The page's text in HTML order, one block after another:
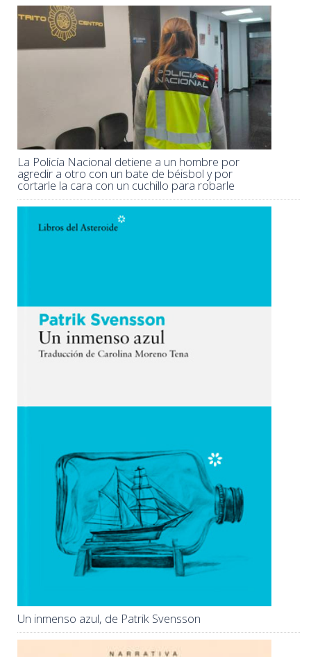
La Policía Nacional detiene a un hombre por
agredir a otro con un bate de béisbol y por
cortarle la cara con un cuchillo para robarle
Un inmenso azul, de Patrik Svensson